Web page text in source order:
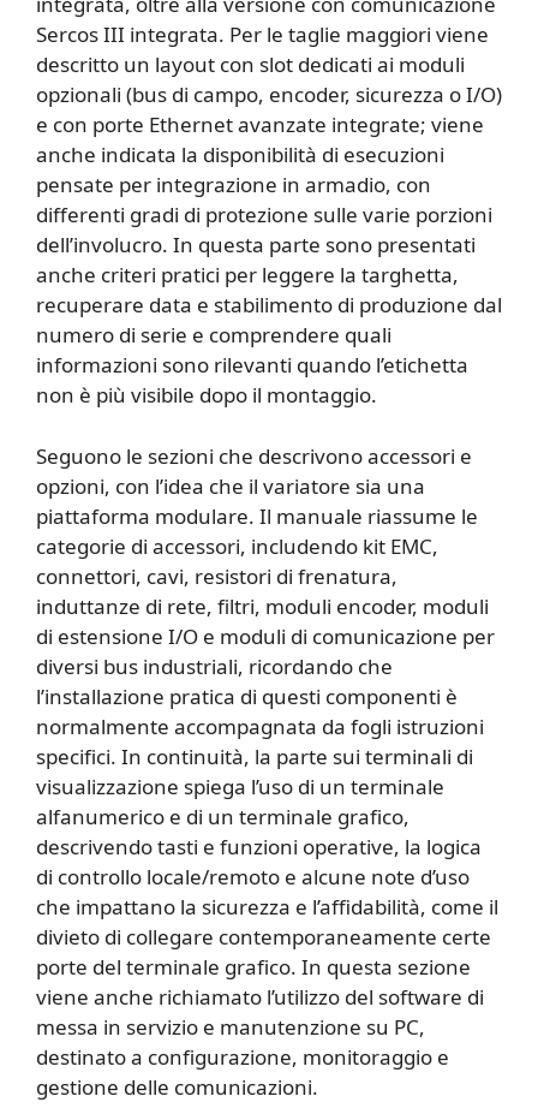
Sercos III integrata. Per le taglie maggiori viene
descritto un layout con slot dedicati ai moduli
opzionali (bus di campo, encoder, sicurezza o I/O)
e con porte Ethernet avanzate integrate; viene
anche indicata la disponibilità di esecuzioni
pensate per integrazione in armadio, con
differenti gradi di protezione sulle varie porzioni
dell’involucro. In questa parte sono presentati
anche criteri pratici per leggere la targhetta,
recuperare data e stabilimento di produzione dal
numero di serie e comprendere quali
informazioni sono rilevanti quando l’etichetta
non è più visibile dopo il montaggio.
Seguono le sezioni che descrivono accessori e
opzioni, con l’idea che il variatore sia una
piattaforma modulare. Il manuale riassume le
categorie di accessori, includendo kit EMC,
connettori, cavi, resistori di frenatura,
induttanze di rete, filtri, moduli encoder, moduli
di estensione I/O e moduli di comunicazione per
diversi bus industriali, ricordando che
l’installazione pratica di questi componenti è
normalmente accompagnata da fogli istruzioni
specifici. In continuità, la parte sui terminali di
visualizzazione spiega l’uso di un terminale
alfanumerico e di un terminale grafico,
descrivendo tasti e funzioni operative, la logica
di controllo locale/remoto e alcune note d’uso
che impattano la sicurezza e l’affidabilità, come il
divieto di collegare contemporaneamente certe
porte del terminale grafico. In questa sezione
viene anche richiamato l’utilizzo del software di
messa in servizio e manutenzione su PC,
destinato a configurazione, monitoraggio e
gestione delle comunicazioni.